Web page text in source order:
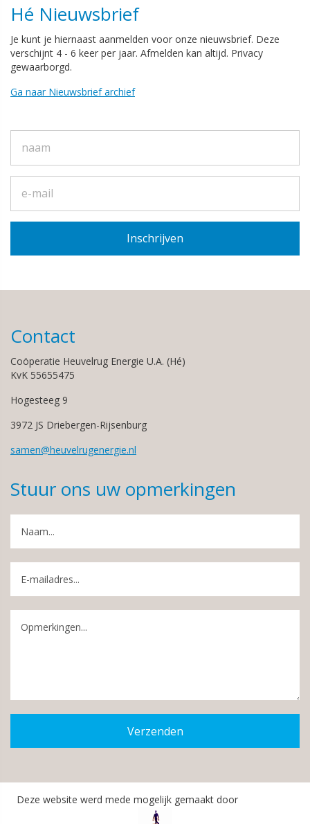
Hé Nieuwsbrief
Je kunt je hiernaast aanmelden voor onze nieuwsbrief. Deze
verschijnt 4 - 6 keer per jaar. Afmelden kan altijd. Privacy
gewaarborgd.
Ga naar Nieuwsbrief archief
Contact
Coöperatie Heuvelrug Energie U.A. (Hé)
KvK 55655475
Hogesteeg 9
3972 JS Driebergen-Rijsenburg
samen@heuvelrugenergie.nl
Stuur ons uw opmerkingen
Verzenden
Deze website werd mede mogelijk gemaakt door